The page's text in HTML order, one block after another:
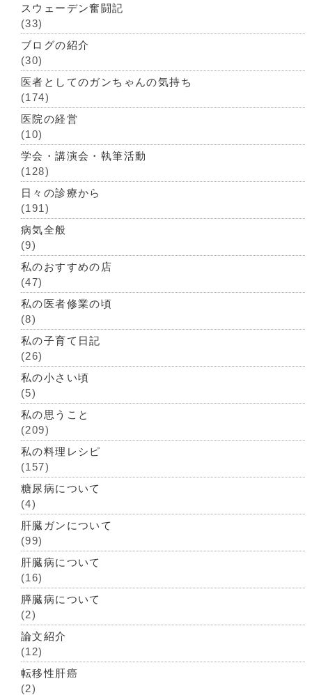
スウェーデン奮闘記
(33)
ブログの紹介
(30)
医者としてのガンちゃんの気持ち
(174)
医院の経営
(10)
学会・講演会・執筆活動
(128)
日々の診療から
(191)
病気全般
(9)
私のおすすめの店
(47)
私の医者修業の頃
(8)
私の子育て日記
(26)
私の小さい頃
(5)
私の思うこと
(209)
私の料理レシピ
(157)
糖尿病について
(4)
肝臓ガンについて
(99)
肝臓病について
(16)
膵臓病について
(2)
論文紹介
(12)
転移性肝癌
(2)